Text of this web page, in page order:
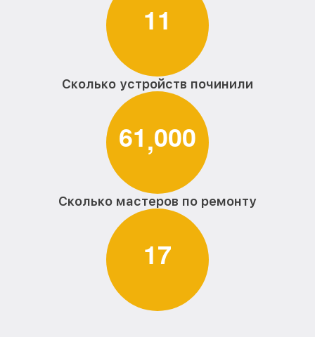
11
Сколько устройств починили
61,000
Сколько мастеров по ремонту
17